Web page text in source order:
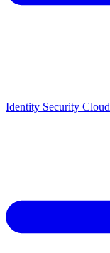
Identity Security Cloud